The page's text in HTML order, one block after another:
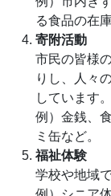
る食品の在
寄附活動
市民の皆様
りし、人々
しています。
例）金銭、
ミ缶など。
福祉体験
学校や地域